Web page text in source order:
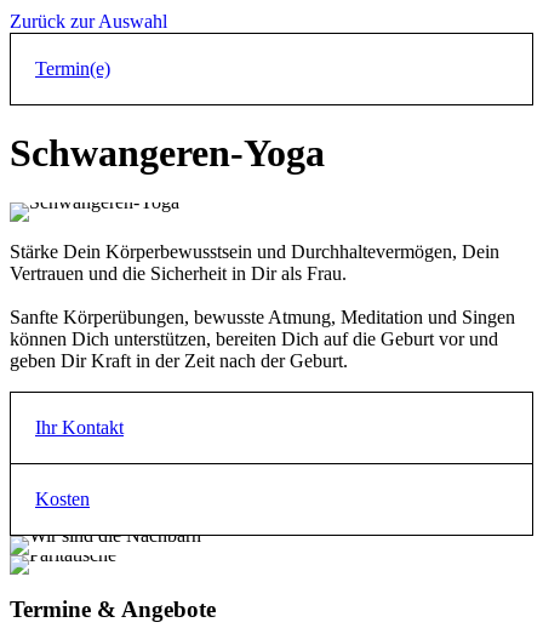
Zurück zur Auswahl
Termin(e)
von 19.00 - 20.30 Uhr
6 x 03.08. bis 07.09.26
Ausgleich: 105€
Schwangeren-Yoga
Stärke Dein Körperbewusstsein und Durchhaltevermögen, Dein
Vertrauen und die Sicherheit in Dir als Frau.
Sanfte Körperübungen, bewusste Atmung, Meditation und Singen
können Dich unterstützen, bereiten Dich auf die Geburt vor und
geben Dir Kraft in der Zeit nach der Geburt.
Ihr Kontakt
Andrea Lösch
Kosten
€115.00
Termine & Angebote